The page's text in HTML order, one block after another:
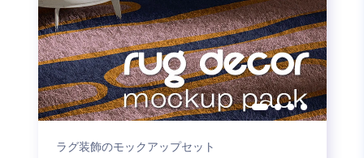
ラグ装飾のモックアップセット